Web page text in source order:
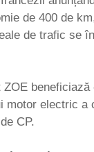
de 400 de
de trafic se
ZOE
motor electric
CP.